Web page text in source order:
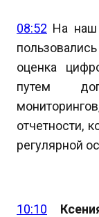
08:52 На наш
оценка
путем
отчетности,
регулярной
10:10